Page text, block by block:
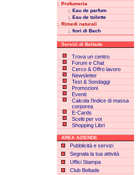
:. Profumeria
:. Eau de parfum
:. Eau de toilette
:. Rimedi naturali
:. fiori di Bach
Servizi di Beltade
Trova un centro
Forum e Chat
Cerco & Offro lavoro
Newsletter
Test & Sondaggi
Promozioni
Eventi
Calcola l'indice di massa
corporea
E-Cards
Scelti per voi
Shopping Libri
AREA AZIENDE
Pubblicità e servizi
Segnala la tua attività
Uffici Stampa
Club Beltade